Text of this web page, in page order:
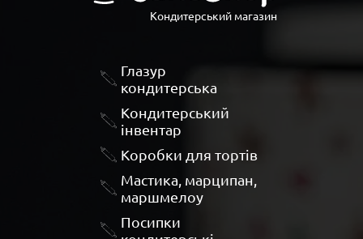
Кондитерський магазин
Глазур
кондитерська
Кондитерський
інвентар
Коробки для тортів
Мастика, марципан,
маршмелоу
Посипки